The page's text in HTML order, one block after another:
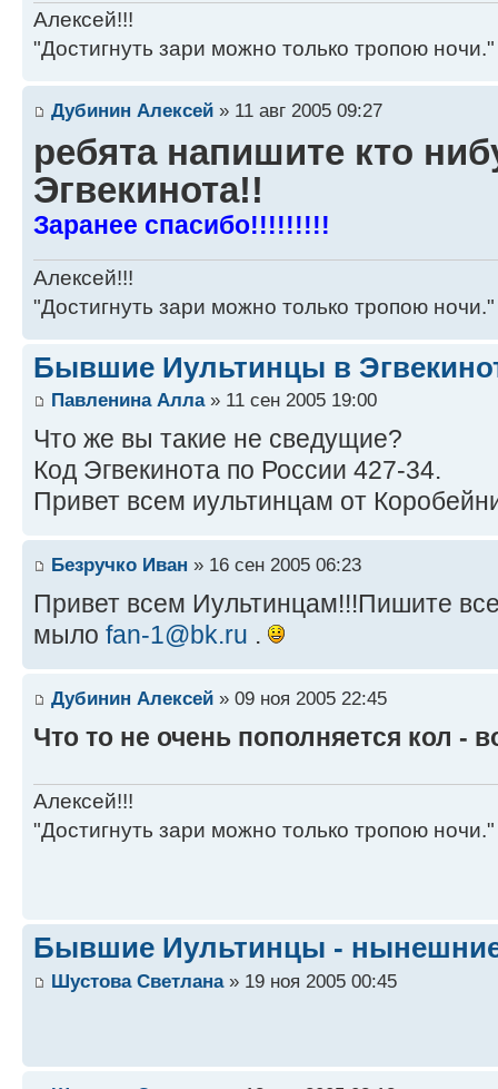
Алексей!!!
"Достигнуть зари можно только тропою ночи."
Дубинин Алексей » 11 авг 2005 09:27
ребята напишите кто
Эгвекинота!!
Заранее спасибо!!!!!!!!!
Алексей!!!
"Достигнуть зари можно только тропою ночи."
Бывшие Иультинцы в
Павленина Алла» 11 сен 2005 19:00
Что же вы такие не сведущие?
Код Эгвекинота по России 427-34.
Привет всем иультинцам от
Безручко Иван » 16 сен 2005 06:23
Привет всем Иультинцам!!!Пишите
мыло fan-1@bk.ru .
Дубинин Алексей » 09 ноя 2005 22:45
Что то не очень пополняется кол -
Алексей!!!
"Достигнуть зари можно только тропою ночи."
Бывшие Иультинцы -
Шустова Светлана» 19 ноя 2005 00:45